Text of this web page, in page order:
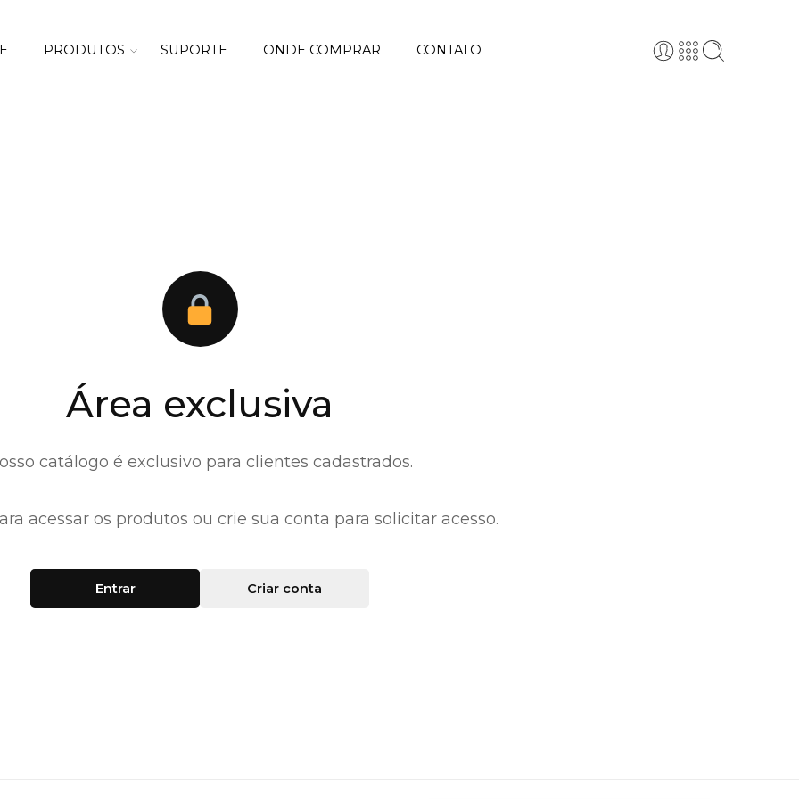
PRODUTOS SUPORTE ONDE COMPRAR CONTATO
Área exclusiva
catálogo é exclusivo para clientes cadastrados.
acessar os produtos ou crie sua conta para solicitar acesso.
Entrar Criar conta